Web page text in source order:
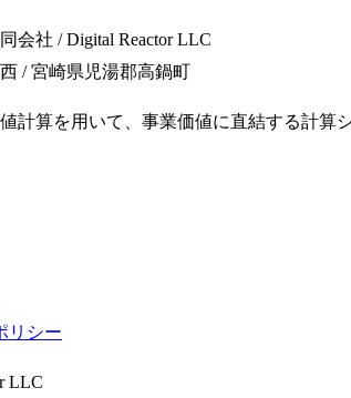
会社 / Digital Reactor LLC
/ 宮崎県児湯郡高鍋町
計算を用いて、事業価値に直結する計算
リシー
LLC